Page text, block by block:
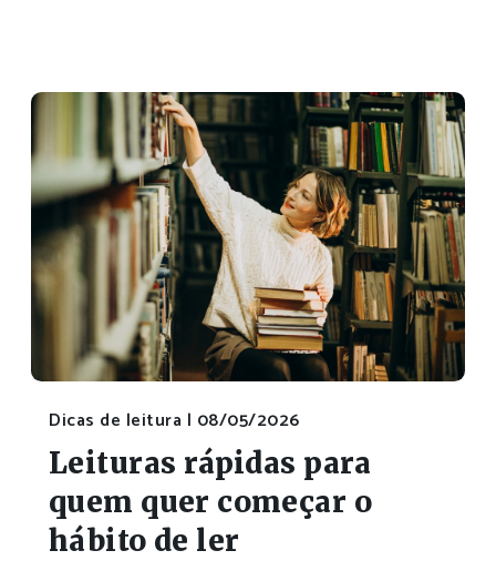
Dicas de leitura | 08/05/2026
Leituras rápidas para
quem quer começar o
hábito de ler